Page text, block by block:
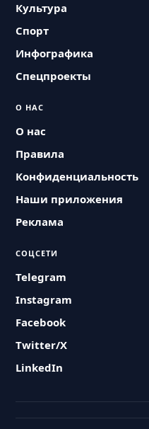
Культура
Спорт
Инфографика
Спецпроекты
О НАС
О нас
Правила
Конфиденциальность
Наши приложения
Реклама
СОЦСЕТИ
Telegram
Instagram
Facebook
Twitter/X
LinkedIn